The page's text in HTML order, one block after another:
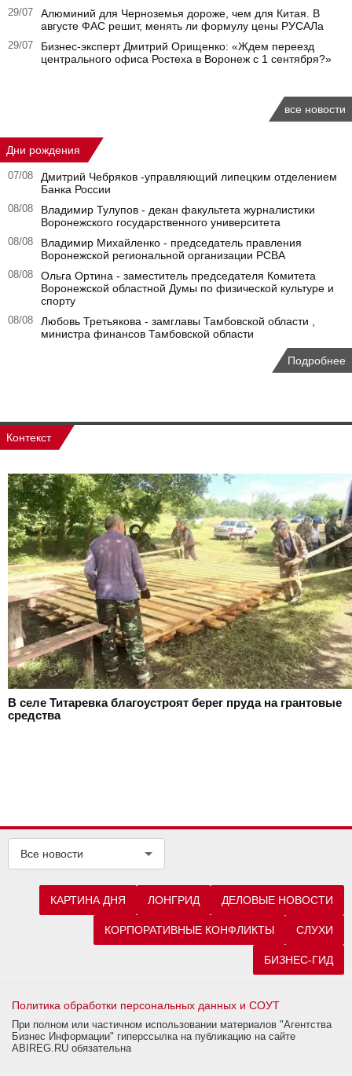
29/07
Алюминий для Черноземья дороже, чем для Китая. В
августе ФАС решит, менять ли формулу цены РУСАЛа
29/07
Бизнес-эксперт Дмитрий Орищенко: «Ждем переезд
центрального офиса Ростеха в Воронеж с 1 сентября?»
все новости
Дни рождения
07/08
Дмитрий Чебряков -управляющий липецким отделением
Банка России
08/08
Владимир Тулупов - декан факультета журналистики
Воронежского государственного университета
08/08
Владимир Михайленко - председатель правления
Воронежской региональной организации РСВА
08/08
Ольга Ортина - заместитель председателя Комитета
Воронежской областной Думы по физической культуре и
спорту
08/08
Любовь Третьякова - замглавы Тамбовской области ,
министра финансов Тамбовской области
Подробнее
Контекст
В селе Титаревка благоустроят берег пруда на грантовые
средства
Все новости
КАРТИНА ДНЯ ЛОНГРИД ДЕЛОВЫЕ НОВОСТИ
КОРПОРАТИВНЫЕ КОНФЛИКТЫ СЛУХИ
БИЗНЕС-ГИД
Политика обработки персональных данных и СОУТ
При полном или частичном использовании материалов "Агентства
Бизнес Информации" гиперссылка на публикацию на сайте
ABIREG.RU обязательна